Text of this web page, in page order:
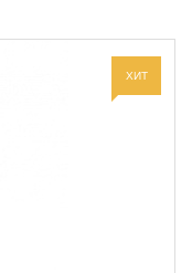
которая всегда
присутствовать в
ХИТ